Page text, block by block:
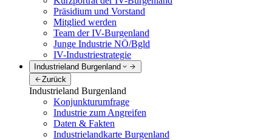
Präsidium und Vorstand
Mitglied werden
Team der IV-Burgenland
Junge Industrie NÖ/Bgld
IV-Industriestrategie
Industrieland Burgenland
Zurück
Industrieland Burgenland
Konjunkturumfrage
Industrie zum Angreifen
Daten & Fakten
Industrielandkarte Burgenland